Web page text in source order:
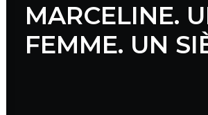
MARCELINE.
FEMME. UN